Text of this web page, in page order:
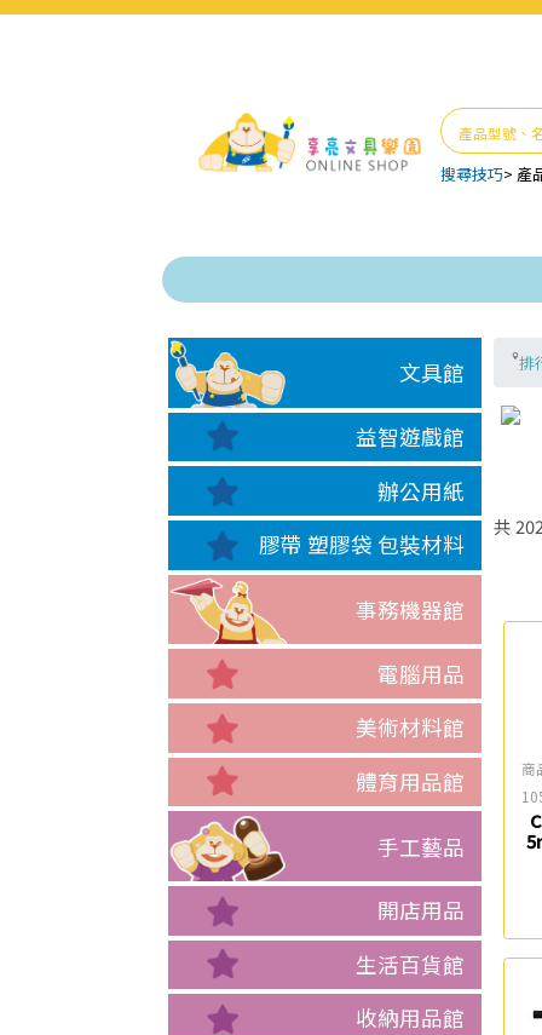
搜尋技巧> 產
文具館
益智遊戲館
辦公用紙
膠帶 塑膠袋 包裝材料
事務機器館
電腦用品
美術材料館
體育用品館
手工藝品
開店用品
生活百貨館
收納用品館
排
共
商